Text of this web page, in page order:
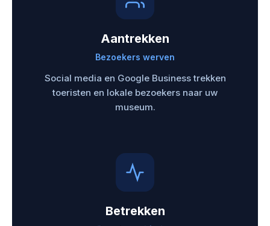
Aantrekken
Bezoekers werven
Social media en Google Business trekken
toeristen en lokale bezoekers naar uw
museum.
Betrekken